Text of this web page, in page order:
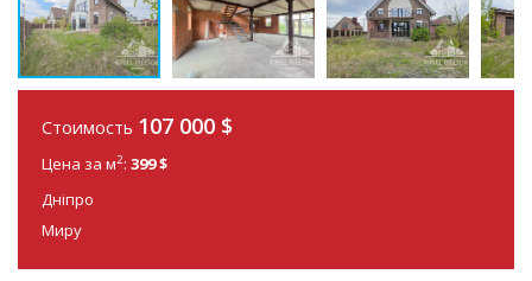
Стоимость 107 000 $
Цена за м2: 399 $
Дніпро
Миру